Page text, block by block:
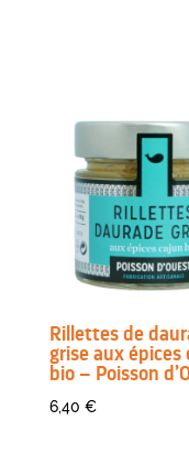
Rillettes de
grise aux épices
bio – Poisson
6,40 €